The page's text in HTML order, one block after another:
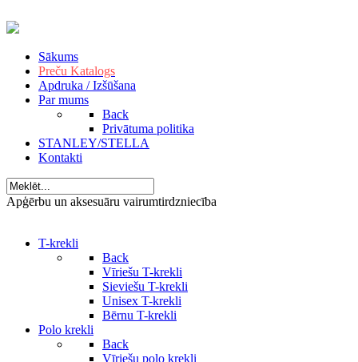
Sākums
Preču Katalogs
Apdruka / Izšūšana
Par mums
Back
Privātuma politika
STANLEY/STELLA
Kontakti
Apģērbu un aksesuāru vairumtirdzniecība
T-krekli
Back
Vīriešu T-krekli
Sieviešu T-krekli
Unisex T-krekli
Bērnu T-krekli
Polo krekli
Back
Vīriešu polo krekli